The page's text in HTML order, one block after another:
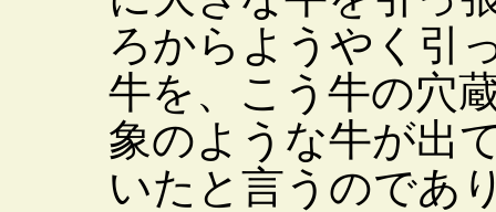
ろからようやく引
牛を、こう牛の穴
象のような牛が出
いたと言うのであ